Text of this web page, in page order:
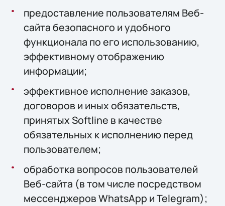
предоставление пользователям Веб-
сайта безопасного и удобного
функционала по его использованию,
эффективному отображению
информации;
эффективное исполнение заказов,
договоров и иных обязательств,
принятых Softline в качестве
обязательных к исполнению перед
пользователем;
обработка вопросов пользователей
Веб-сайта (в том числе посредством
мессенджеров WhatsApp и Telegram);